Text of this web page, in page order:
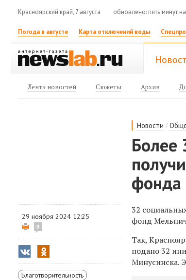
Красноярский край, 7 августа обновлено: пять минут
Погода в августе Карта отключений воды
Лента новостей Сюжеты Архив
Новости /
Более
фонда
29 ноября 2024 12:25
0
Благотворительность
32
фонд
Так,
подано 32
Минусинска.